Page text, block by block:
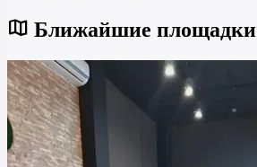
Ближайшие площадки